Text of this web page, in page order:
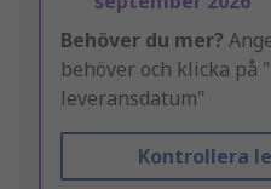
Behöver du mer?
behöver och klicka på
leveransdatum"
Kontrollera